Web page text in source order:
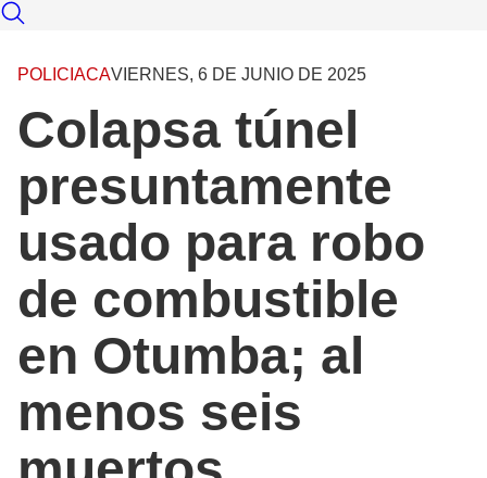
POLICIACAVIERNES, 6 DE JUNIO DE 2025
Colapsa túnel
presuntamente
usado para robo
de combustible
en Otumba; al
menos seis